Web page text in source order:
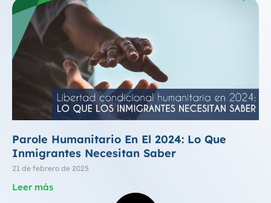
Parole Humanitario En El 2024: Lo Que
Inmigrantes Necesitan Saber
21 de febrero de 2025
Leer más